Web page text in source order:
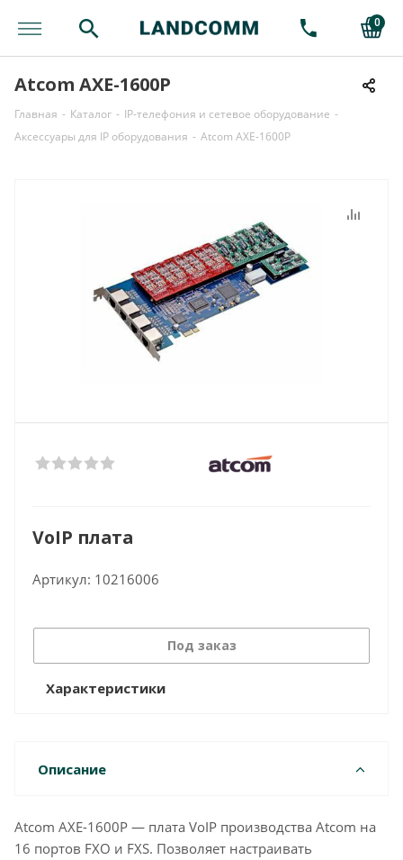
0
Atcom AXE-1600P
Главная - Каталог - IP-телефония и сетевое оборудование -
Аксессуары для IP оборудования - Atcom AXE-1600P
VoIP плата
Артикул: 10216006
Под заказ
Характеристики
Описание
Atcom AXE-1600P — плата VoIP производства Atcom на
16 портов FXO и FXS. Позволяет настраивать